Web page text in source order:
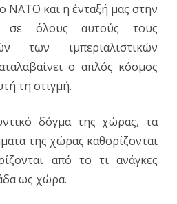
ΝΑΤΟ και η ένταξή μας στην
όλους αυτούς τους
των ιμπεριαλιστικών
ο απλός κόσμος
τη στιγμή.
δόγμα της χώρας, τα
της χώρας καθορίζονται
από το τι ανάγκες
ως χώρα.